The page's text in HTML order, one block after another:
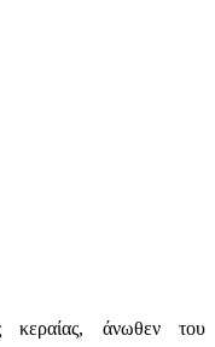
κεραίας, άνωθεν του